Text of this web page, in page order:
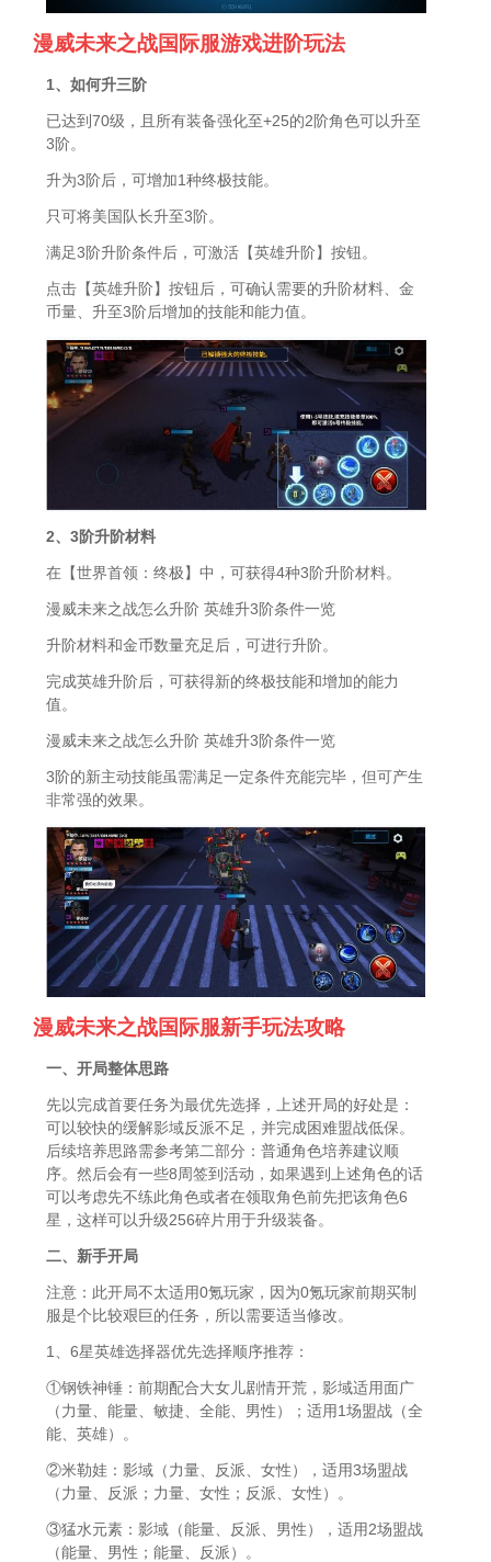
漫威未来之战国际服游戏进阶玩法
1、如何升三阶
已达到70级，且所有装备强化至+25的2阶角色可以升至
3阶。
升为3阶后，可增加1种终极技能。
只可将美国队长升至3阶。
满足3阶升阶条件后，可激活【英雄升阶】按钮。
点击【英雄升阶】按钮后，可确认需要的升阶材料、金
币量、升至3阶后增加的技能和能力值。
2、3阶升阶材料
在【世界首领：终极】中，可获得4种3阶升阶材料。
漫威未来之战怎么升阶 英雄升3阶条件一览
升阶材料和金币数量充足后，可进行升阶。
完成英雄升阶后，可获得新的终极技能和增加的能力
值。
漫威未来之战怎么升阶 英雄升3阶条件一览
3阶的新主动技能虽需满足一定条件充能完毕，但可产生
非常强的效果。
漫威未来之战国际服新手玩法攻略
一、开局整体思路
先以完成首要任务为最优先选择，上述开局的好处是：
可以较快的缓解影域反派不足，并完成困难盟战低保。
后续培养思路需参考第二部分：普通角色培养建议顺
序。然后会有一些8周签到活动，如果遇到上述角色的话
可以考虑先不练此角色或者在领取角色前先把该角色6
星，这样可以升级256碎片用于升级装备。
二、新手开局
注意：此开局不太适用0氪玩家，因为0氪玩家前期买制
服是个比较艰巨的任务，所以需要适当修改。
1、6星英雄选择器优先选择顺序推荐：
①钢铁神锤：前期配合大女儿剧情开荒，影域适用面广
（力量、能量、敏捷、全能、男性）；适用1场盟战（全
能、英雄）。
②米勒娃：影域（力量、反派、女性），适用3场盟战
（力量、反派；力量、女性；反派、女性）。
③猛水元素：影域（能量、反派、男性），适用2场盟战
（能量、男性；能量、反派）。